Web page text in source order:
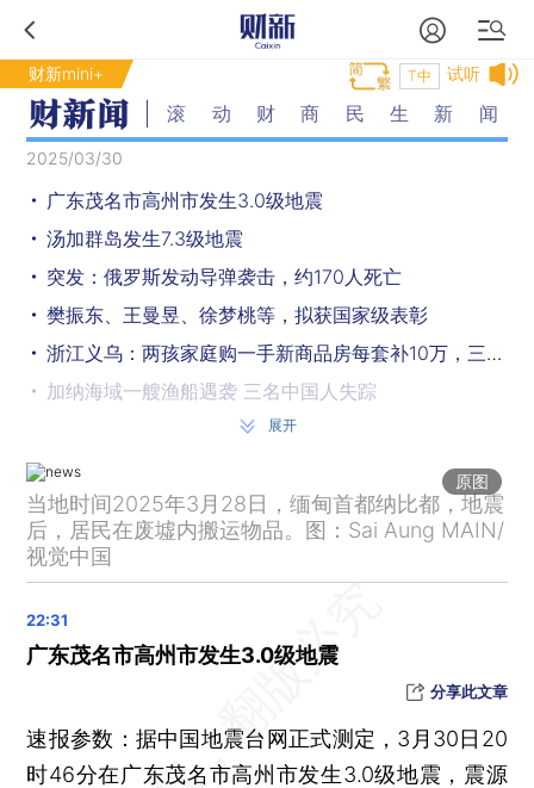
财新mini+ 试听
T中
滚动财商民生新闻
2025/03/30
广东茂名市高州市发生3.0级地震
汤加群岛发生7.3级地震
突发：俄罗斯发动导弹袭击，约170人死亡
樊振东、王曼昱、徐梦桃等，拟获国家级表彰
浙江义乌：两孩家庭购一手新商品房每套补10万，三孩家庭20万
加纳海域一艘渔船遇袭 三名中国人失踪
中国驻缅甸大使馆：14名中国公民在缅甸强震中受伤
中、建、交、邮储四家银行引入财政部战略投资，补充核心一级资本
缅甸强震死亡人数升至1700人
缅甸强震致泰国曼谷17死32伤
俄乌以“1：21”交换遗体
全国民航3月30日起执行夏秋航季航班计划
强震后，缅甸反政府武装宣布实施为期两周的部分停火
NBA球星詹姆斯生涯常规赛总得分突破42000大关
河北承德市宽城县发生2.8级地震
展开
原图
当地时间2025年3月28日，缅甸首都纳比都，地震
后，居民在废墟内搬运物品。图：Sai Aung MAIN/
视觉中国
广东茂名市高州市发生3.0级地震
分享此文章
速报参数：据中国地震台网正式测定，3月30日20
时46分在广东茂名市高州市发生3.0级地震，震源